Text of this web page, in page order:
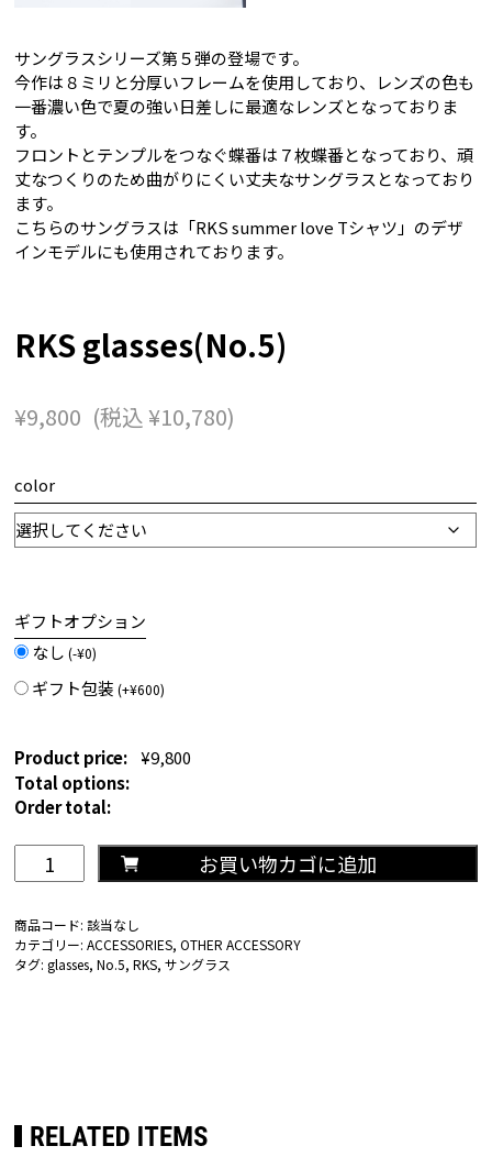
サングラスシリーズ第５弾の登場です。
今作は８ミリと分厚いフレームを使用しており、レンズの色も
一番濃い色で夏の強い日差しに最適なレンズとなっておりま
す。
フロントとテンプルをつなぐ蝶番は７枚蝶番となっており、頑
丈なつくりのため曲がりにくい丈夫なサングラスとなっており
ます。
こちらのサングラスは「RKS summer love Tシャツ」のデザ
インモデルにも使用されております。
RKS glasses(No.5)
¥9,800 (税込¥10,780)
color
ギフトオプション
なし(-¥0)
ギフト包装(+¥600)
Product price: ¥9,800
Total options:
Order total:
RKS
glasses(No.5)
お買い物カゴに追加
商品コード:該当なし
カテゴリー:ACCESSORIES,OTHER ACCESSORY
タグ:glasses,No.5,RKS,サングラス